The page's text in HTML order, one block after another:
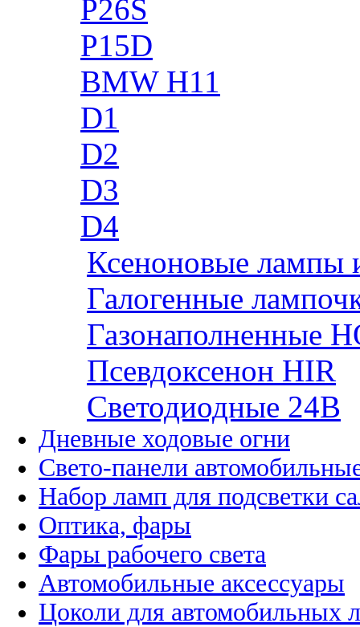
P26S
P15D
BMW H11
D1
D2
D3
D4
Ксеноновые лампы
Галогенные
Газонаполненные
Псевдоксенон HIR
Cветодиодные 24B
Дневные ходовые огни
Свето-панели
Набор ламп для подсветки
Оптика, фары
Фары рабочего света
Автомобильные аксессуары
Цоколи для автомобильных